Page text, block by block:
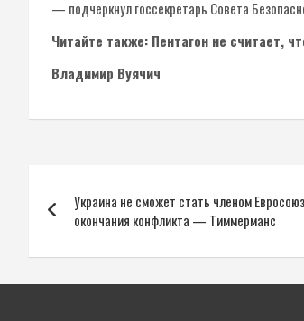
— подчеркнул госсекретарь Совета
Читайте также: Пентагон не считает,
Владимир Вуячич
по
записям
Украина не сможет стать членом
окончания конфликта — Тиммерманс